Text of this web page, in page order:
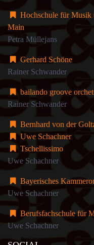
Hochschule für Musik
Main
Petra Müllejans
Gerhard Schöne
Rainer Schwander
bailando groove
Rainer Schwander
Bernhard von der
Uwe Schachner
Tschellissimo
Uwe Schachner
Bayerisches
Uwe Schachner
Berufsfachschule für
Uwe Schachner